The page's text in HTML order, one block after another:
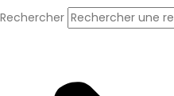
Rechercher